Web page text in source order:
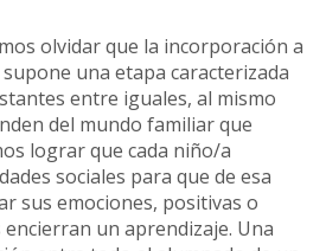
olvidar que la incorporación a
una etapa caracterizada
entre iguales, al mismo
del mundo familiar que
lograr que cada niño/a
sociales para que de esa
sus emociones, positivas o
un aprendizaje. Una